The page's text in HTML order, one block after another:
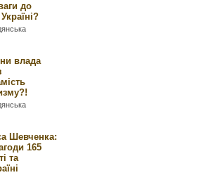
до
влада
Шевченка:
165
та